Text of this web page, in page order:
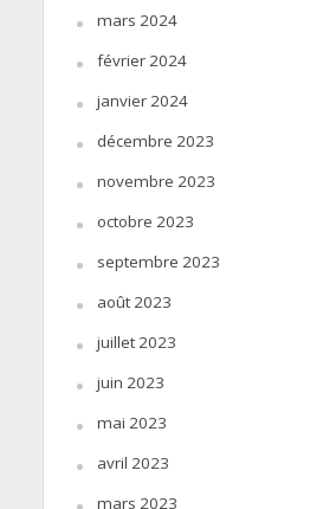
mars 2024
février 2024
janvier 2024
décembre 2023
novembre 2023
octobre 2023
septembre 2023
août 2023
juillet 2023
juin 2023
mai 2023
avril 2023
mars 2023